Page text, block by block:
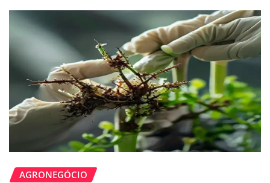
AGRONEGÓCIO